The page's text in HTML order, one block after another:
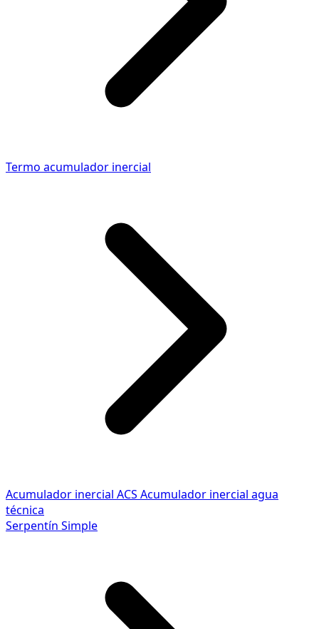
Termo acumulador inercial
Acumulador inercial ACS Acumulador inercial agua
técnica
Serpentín Simple